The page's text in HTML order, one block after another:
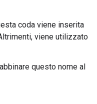
coda viene inserita
viene utilizzato
questo nome al